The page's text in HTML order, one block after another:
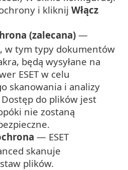
i kliknij Włącz
(zalecana) —
w tym typy dokumentów
będą wysyłane na
ESET w celu
skanowania i analizy
do plików jest
nie zostaną
— ESET
skanuje
plików.